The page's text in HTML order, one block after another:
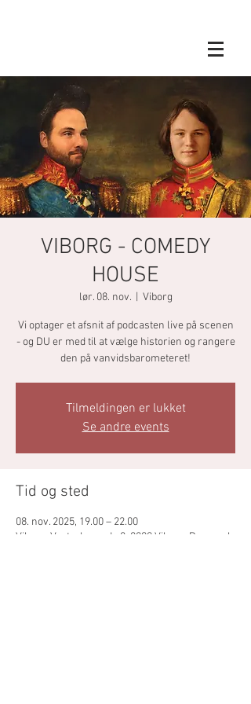
VIBORG - COMEDY
HOUSE
lør. 08. nov.
  |
Viborg
Vi optager et afsnit af podcasten live på scenen
- og DU er med til at vælge historien og rangere
den på vanvidsbarometeret!
Tilmeldingen er lukket
Se andre events
Tid og sted
08. nov. 2025, 19.00 – 22.00
Viborg, Vesterbrogade 8, 8800 Viborg, Danmark